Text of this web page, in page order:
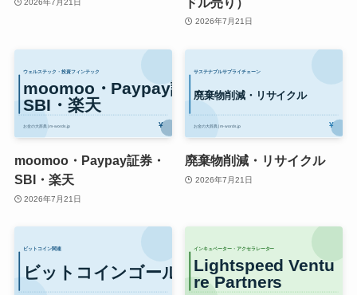
2026年7月21日
2026年7月21日
moomoo・Paypay証券・
SBI・楽天
2026年7月21日
廃棄物削減・リサイクル
2026年7月21日